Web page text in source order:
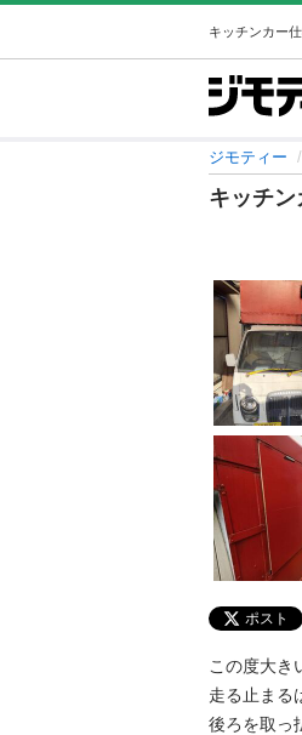
ジモティー
キッチ
ポスト
この度大き
走る止まる
後ろを取っ